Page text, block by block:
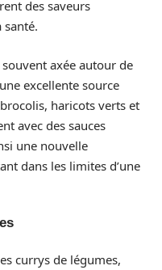
des saveurs
santé.
axée autour de
excellente source
haricots verts et
avec des sauces
une nouvelle
dans les limites d’une
currys de légumes,